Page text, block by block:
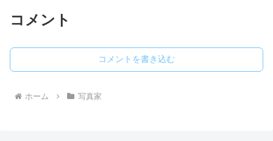
コメント
コメントを書き込む
ホーム 写真家